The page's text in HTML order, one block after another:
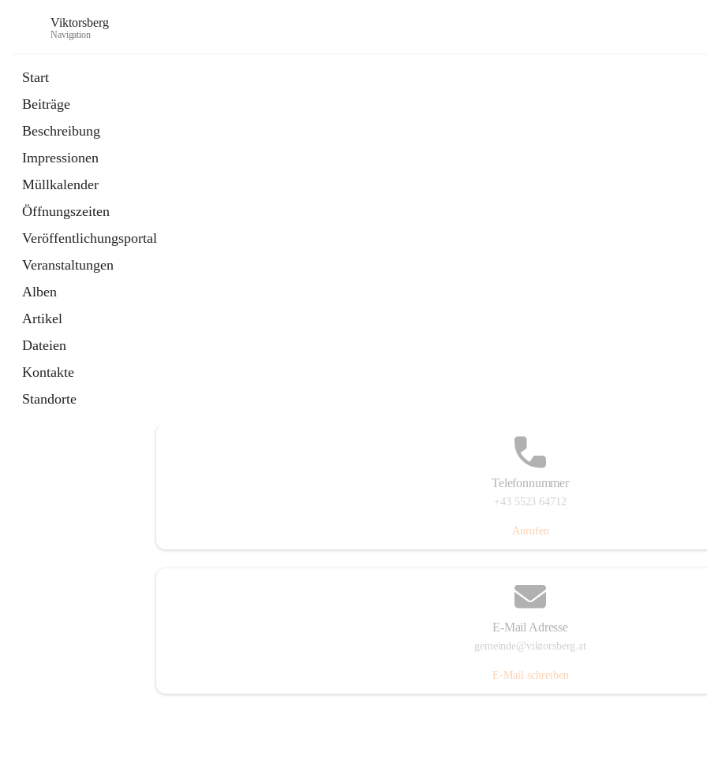
Viktorsberg
Navigation
Start
Beiträge
Beschreibung
Impressionen
Müllkalender
Öffnungszeiten
Veröffentlichungsportal
Veranstaltungen
Alben
Artikel
Dateien
Kontakte
Standorte
Telefonnummer
+43 5523 64712
Anrufen
E-Mail Adresse
gemeinde@viktorsberg.at
E-Mail schreiben